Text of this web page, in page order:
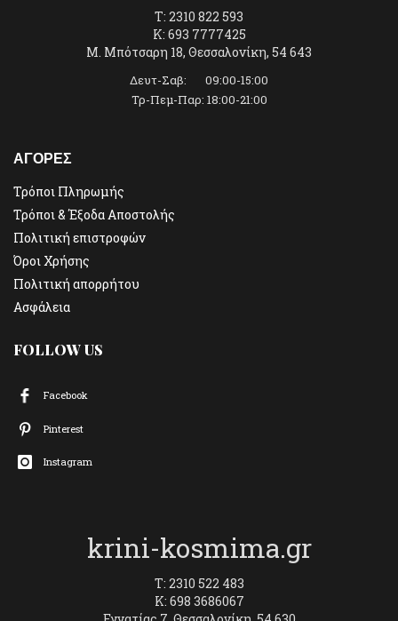
T: 2310 822 593
K: 693 7777425
Μ. Μπότσαρη 18, Θεσσαλονίκη, 54 643
Δευτ-Σαβ: 09:00-15:00
Τρ-Πεμ-Παρ: 18:00-21:00
ΑΓΟΡΕΣ
Τρόποι Πληρωμής
Τρόποι & Έξοδα Αποστολής
Πολιτική επιστροφών
Όροι Χρήσης
Πολιτική απορρήτου
Ασφάλεια
FOLLOW US
Facebook
Pinterest
Instagram
krini-kosmima.gr
T: 2310 522 483
K: 698 3686067